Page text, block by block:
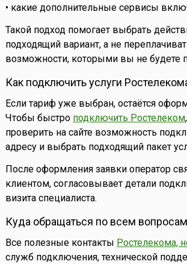
• какие дополнительные сервисы
Такой подход помогает выбрать
подходящий вариант, а не
возможности, которыми вы не будете
Как подключить услуги
Если тариф уже выбран, остаётся
Чтобы быстро подключить Ростелеком
проверить на сайте возможность
адресу и выбрать подходящий пакет
После оформления заявки оператор
клиентом, согласовывает детали
визита специалиста.
Куда обращаться по всем
Все полезные контакты Ростелекома,
служб подключения, технической